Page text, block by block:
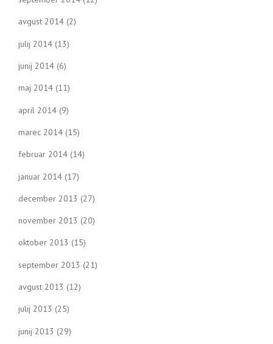
avgust 2014 (2)
julij 2014 (13)
junij 2014 (6)
maj 2014 (11)
april 2014 (9)
marec 2014 (15)
februar 2014 (14)
januar 2014 (17)
december 2013 (27)
november 2013 (20)
oktober 2013 (15)
september 2013 (21)
avgust 2013 (12)
julij 2013 (25)
junij 2013 (29)